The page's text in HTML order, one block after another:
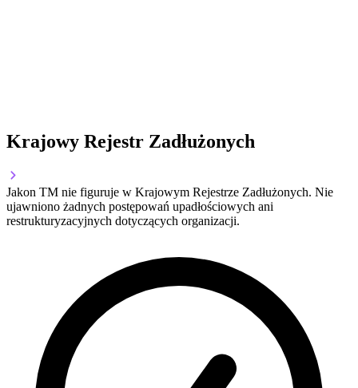
Krajowy Rejestr Zadłużonych
Jakon TM nie figuruje w Krajowym Rejestrze Zadłużonych. Nie
ujawniono żadnych postępowań upadłościowych ani
restrukturyzacyjnych dotyczących organizacji.